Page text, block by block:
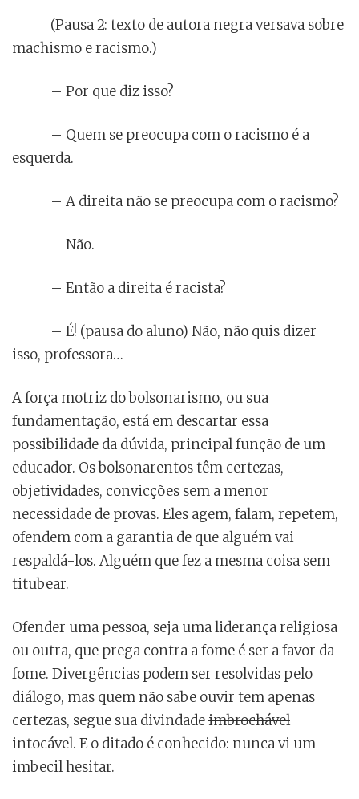
(Pausa 2: texto de autora negra versava sobre
machismo e racismo.)
– Por que diz isso?
– Quem se preocupa com o racismo é a
esquerda.
– A direita não se preocupa com o racismo?
– Não.
– Então a direita é racista?
– É! (pausa do aluno) Não, não quis dizer
isso, professora…
A força motriz do bolsonarismo, ou sua
fundamentação, está em descartar essa
possibilidade da dúvida, principal função de um
educador. Os bolsonarentos têm certezas,
objetividades, convicções sem a menor
necessidade de provas. Eles agem, falam, repetem,
ofendem com a garantia de que alguém vai
respaldá-los. Alguém que fez a mesma coisa sem
titubear.
Ofender uma pessoa, seja uma liderança religiosa
ou outra, que prega contra a fome é ser a favor da
fome. Divergências podem ser resolvidas pelo
diálogo, mas quem não sabe ouvir tem apenas
certezas, segue sua divindadeimbrochável
intocável. E o ditado é conhecido: nunca vi um
imbecil hesitar.